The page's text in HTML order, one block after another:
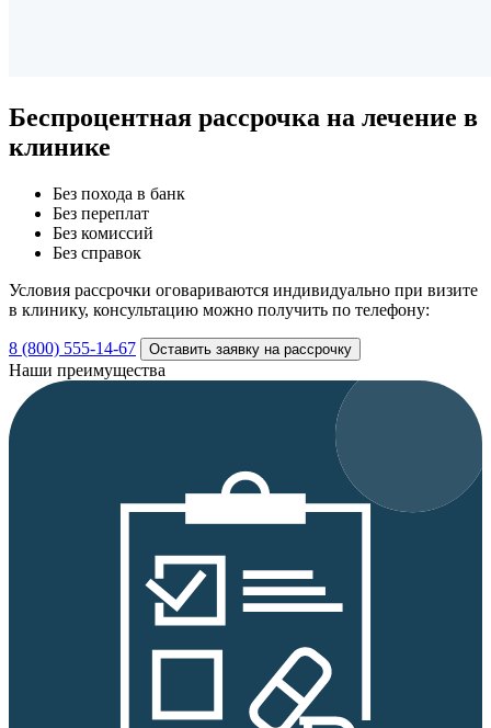
Беспроцентная рассрочка на лечение в
клинике
Без похода в банк
Без переплат
Без комиссий
Без справок
Условия рассрочки оговариваются индивидуально при визите
в клинику, консультацию можно получить по телефону:
8 (800) 555-14-67 Оставить заявку на рассрочку
Наши преимущества